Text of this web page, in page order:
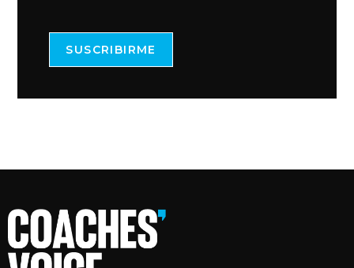
SUSCRIBIRME